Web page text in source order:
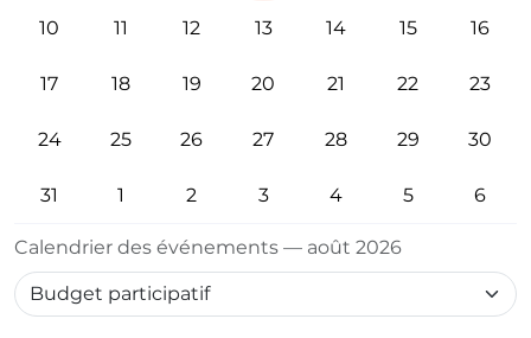
Calendrier des événements — août 2026
10 11 12 13 14 15 16
17 18 19 20 21 22 23
24 25 26 27 28 29 30
31 1 2 3 4 5 6